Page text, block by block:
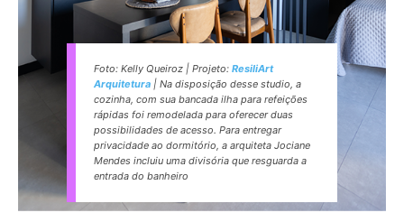
Foto: Kelly Queiroz | Projeto: ResiliArt
Arquitetura | Na disposição desse studio, a
cozinha, com sua bancada ilha para refeições
rápidas foi remodelada para oferecer duas
possibilidades de acesso. Para entregar
privacidade ao dormitório, a arquiteta Jociane
Mendes incluiu uma divisória que resguarda a
entrada do banheiro